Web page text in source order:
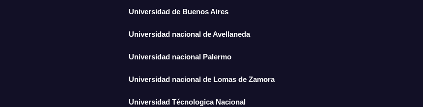
Universidad de Buenos Aires
Universidad nacional de Avellaneda
Universidad nacional Palermo
Universidad nacional de Lomas de Zamora
Universidad Técnologica Nacional